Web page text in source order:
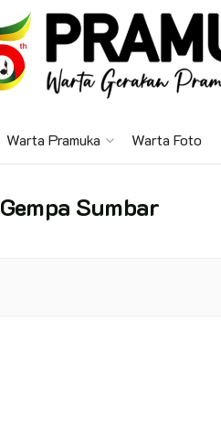
Warta Pramuka Warta Foto
Gempa Sumbar